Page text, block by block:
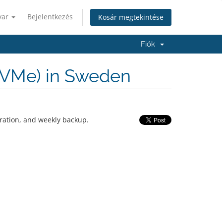
Bejelentkezés Kosár megtekintése
Fiók
in Sweden
and weekly backup.